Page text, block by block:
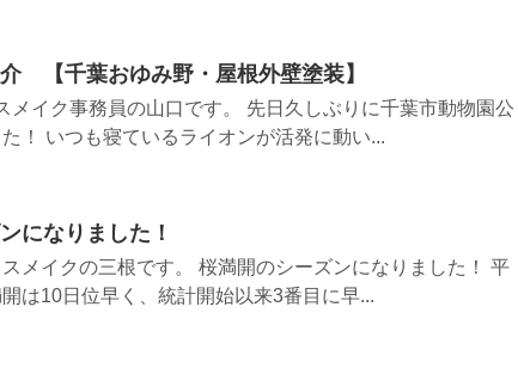
【千葉おゆみ野・屋根外壁塗装】
メイク事務員の山口です。 先日久しぶりに千葉市動物園公
！ いつも寝ているライオンが活発に動い...
になりました！
メイクの三根です。 桜満開のシーズンになりました！ 平
は10日位早く、統計開始以来3番目に早...